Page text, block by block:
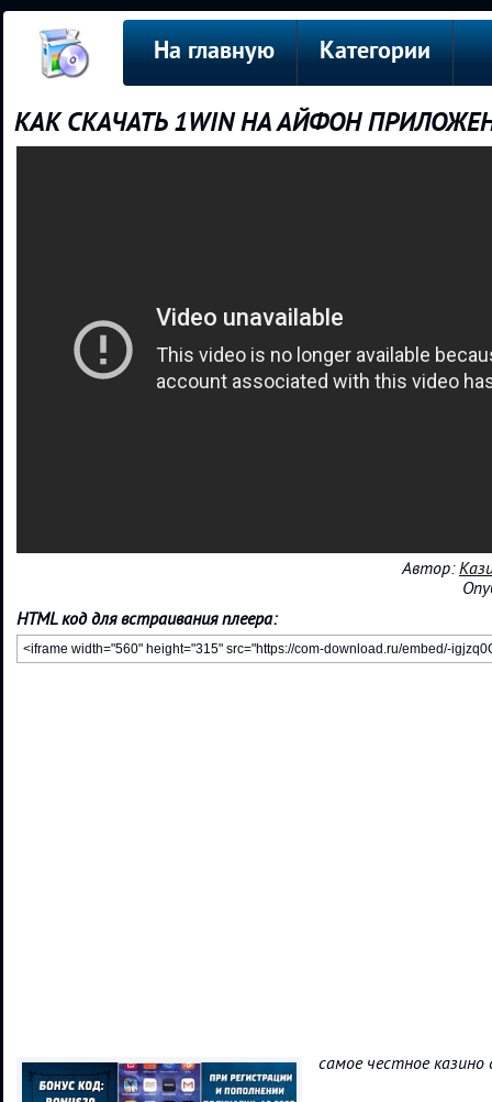
На главную Категории
КАК СКАЧАТЬ 1WIN НА АЙФОН
Автор:
HTML код для встраивания плеера:
самое честное